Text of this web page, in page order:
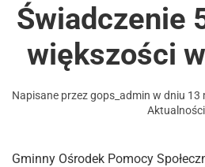
Świadczenie
większości
Napisane przezgops_admin w dniu 13
Aktualności
Gminny Ośrodek Pomocy